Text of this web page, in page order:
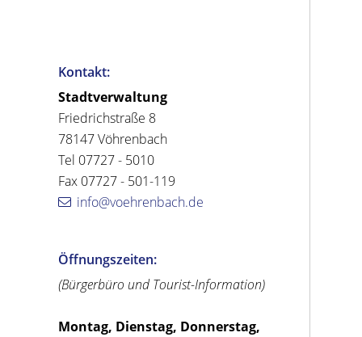
Kontakt:
Stadtverwaltung
Friedrichstraße 8
78147 Vöhrenbach
Tel 07727 - 5010
Fax 07727 - 501-119
info@voehrenbach.de
Öffnungszeiten:
(Bürgerbüro und Tourist-Information)
Montag, Dienstag, Donnerstag,